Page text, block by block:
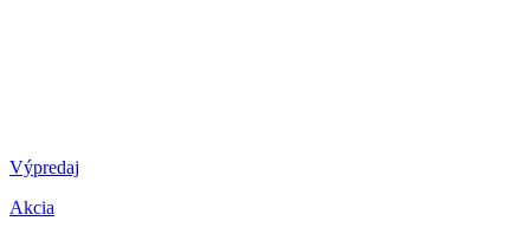
Výpredaj
Akcia